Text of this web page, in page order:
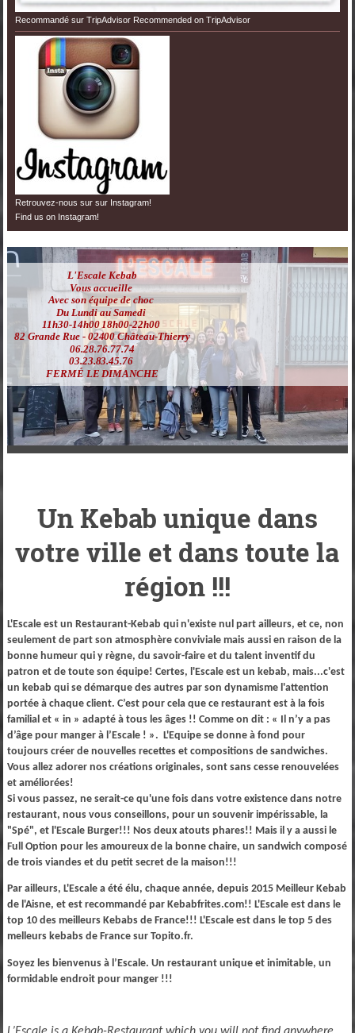
Recommandé sur TripAdvisor Recommended on TripAdvisor
Retrouvez-nous sur sur Instagram!
Find us on Instagram!
L'Escale Kebab
Vous accueille
Avec son équipe de choc
Du Lundi au Samedi
11h30-14h00 18h00-22h00
82 Grande Rue - 02400 Château-Thierry
06.28.76.77.74
03.23.83.45.76
FERMÉ LE DIMANCHE
Un Kebab unique dans
votre ville et dans toute la
région !!!
L'Escale est un Restaurant-Kebab qui n'existe nul part ailleurs, et ce, non
seulement de part son atmosphère conviviale mais aussi en raison de la
bonne humeur qui y règne, du savoir-faire et du talent inventif du
patron et de toute son équipe! Certes, l'Escale est un kebab, mais...c'est
un kebab qui se démarque des autres par son dynamisme l'attention
portée à chaque client. C’est pour cela que ce restaurant est à la fois
familial et « in » adapté à tous les âges !! Comme on dit : « Il n’y a pas
d’âge pour manger à l’Escale ! ». L'Equipe se donne à fond pour
toujours créer de nouvelles recettes et compositions de sandwiches.
Vous allez adorer nos créations originales, sont sans cesse renouvelées
et améliorées!
Si vous passez, ne serait-ce qu'une fois dans votre existence dans notre
restaurant, nous vous conseillons, pour un souvenir impérissable, la
"Spé", et l'Escale Burger!!! Nos deux atouts phares!! Mais il y a aussi le
Full Option pour les amoureux de la bonne chaire, un sandwich composé
de trois viandes et du petit secret de la maison!!!
Par ailleurs, L'Escale a été élu, chaque année, depuis 2015 Meilleur Kebab
de l'Aisne, et est recommandé par Kebabfrites.com!! L'Escale est dans le
top 10 des meilleurs Kebabs de France!!! L'Escale est dans le top 5 des
melleurs kebabs de France sur Topito.fr.
Soyez les bienvenus à l’Escale. Un restaurant unique et inimitable, un
formidable endroit pour manger !!!